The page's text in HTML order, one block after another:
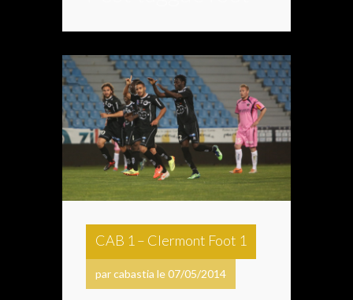
CAB 1 – Clermont Foot 1
par cabastia le 07/05/2014